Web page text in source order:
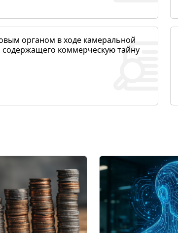
органом в ходе камеральной
содержащего коммерческую тайну